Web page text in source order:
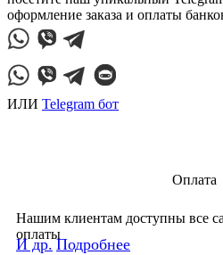
оформление заказа и оплаты
ИЛИ Telegram бот
Оплата
Нашим клиентам доступны все
оплаты
И др. Подробнее